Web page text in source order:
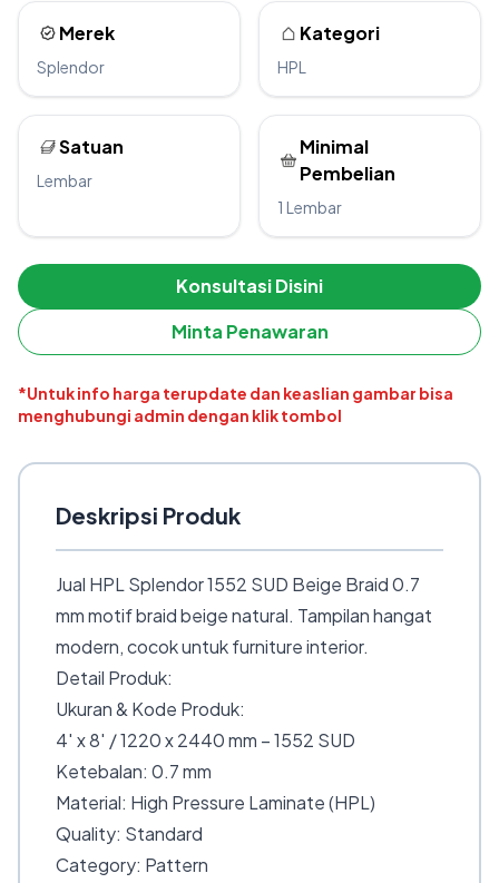
Merek
Splendor
Kategori
HPL
Satuan
Lembar
Minimal
Pembelian
1 Lembar
Konsultasi Disini
Minta Penawaran
*Untuk info harga terupdate dan keaslian gambar bisa
menghubungi admin dengan klik tombol
Deskripsi Produk
Jual HPL Splendor 1552 SUD Beige Braid 0.7
mm motif braid beige natural. Tampilan hangat
modern, cocok untuk furniture interior.
Detail Produk:
Ukuran & Kode Produk:
4′ x 8′ / 1220 x 2440 mm – 1552 SUD
Ketebalan: 0.7 mm
Material: High Pressure Laminate (HPL)
Quality: Standard
Category: Pattern